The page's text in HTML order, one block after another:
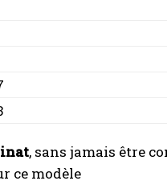
, sans jamais être
ce modèle